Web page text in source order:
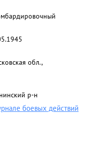
обл.,
р-н
боевых действий